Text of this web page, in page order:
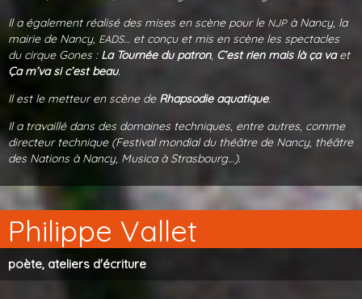
Il a également réalisé des mises en scène pour le NJPà Nancy, la
mairie de Nancy, EADS… et conçu et mis en scène les spectacles
du cirque Gones : La Tournée du patron, C’est rien mais là ça vaet
Ça m’va si c’est beau.
Il est le metteur en scène de Rhapsodie aquatique.
Il a travaillé dans des domaines techniques, entre autres, comme
directeur technique (Festival mondial du théâtre de Nancy, théâtre
des Nations à Nancy, Musica à Strasbourg…).
Philippe Vallet
poète, ateliers d'écriture